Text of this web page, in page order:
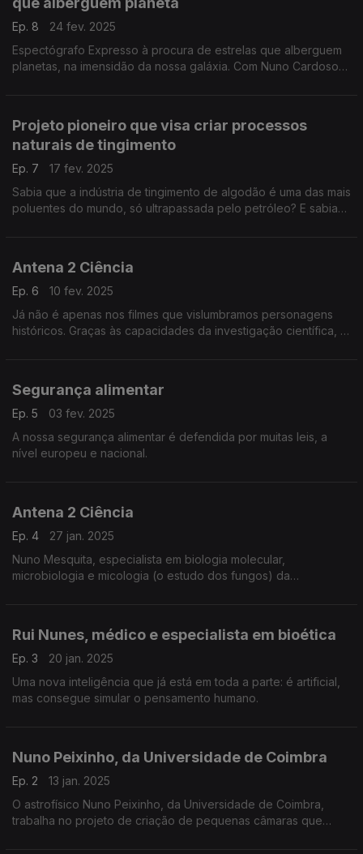
Ep. 8
24 fev. 2025
Espectógrafo Expresso à procura de estrelas que alberguem
planetas, na imensidão da nossa galáxia. Com Nuno Cardoso
Projeto pioneiro que visa criar processos
naturais de tingimento
Ep. 7
17 fev. 2025
Sabia que a indústria de tingimento de algodão é uma das mais
poluentes do mundo, só ultrapassada pelo petróleo? E sabia
Antena 2 Ciência
Ep. 6
10 fev. 2025
Já não é apenas nos filmes que vislumbramos personagens
históricos. Graças às capacidades da investigação científica, já
Segurança alimentar
Ep. 5
03 fev. 2025
A nossa segurança alimentar é defendida por muitas leis, a
nível europeu e nacional.
Antena 2 Ciência
Ep. 4
27 jan. 2025
Nuno Mesquita, especialista em biologia molecular,
microbiologia e micologia (o estudo dos fungos) da
Rui Nunes, médico e especialista em bioética
Ep. 3
20 jan. 2025
Uma nova inteligência que já está em toda a parte: é artificial,
mas consegue simular o pensamento humano.
Nuno Peixinho, da Universidade de Coimbra
Ep. 2
13 jan. 2025
O astrofísico Nuno Peixinho, da Universidade de Coimbra,
trabalha no projeto de criação de pequenas câmaras que